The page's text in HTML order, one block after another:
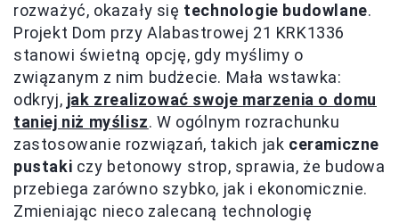
rozważyć, okazały się technologie budowlane.
Projekt Dom przy Alabastrowej 21 KRK1336
stanowi świetną opcję, gdy myślimy o
związanym z nim budżecie. Mała wstawka:
odkryj, jak zrealizować swoje marzenia o domu
taniej niż myślisz. W ogólnym rozrachunku
zastosowanie rozwiązań, takich jak ceramiczne
pustaki czy betonowy strop, sprawia, że budowa
przebiega zarówno szybko, jak i ekonomicznie.
Zmieniając nieco zalecaną technologię